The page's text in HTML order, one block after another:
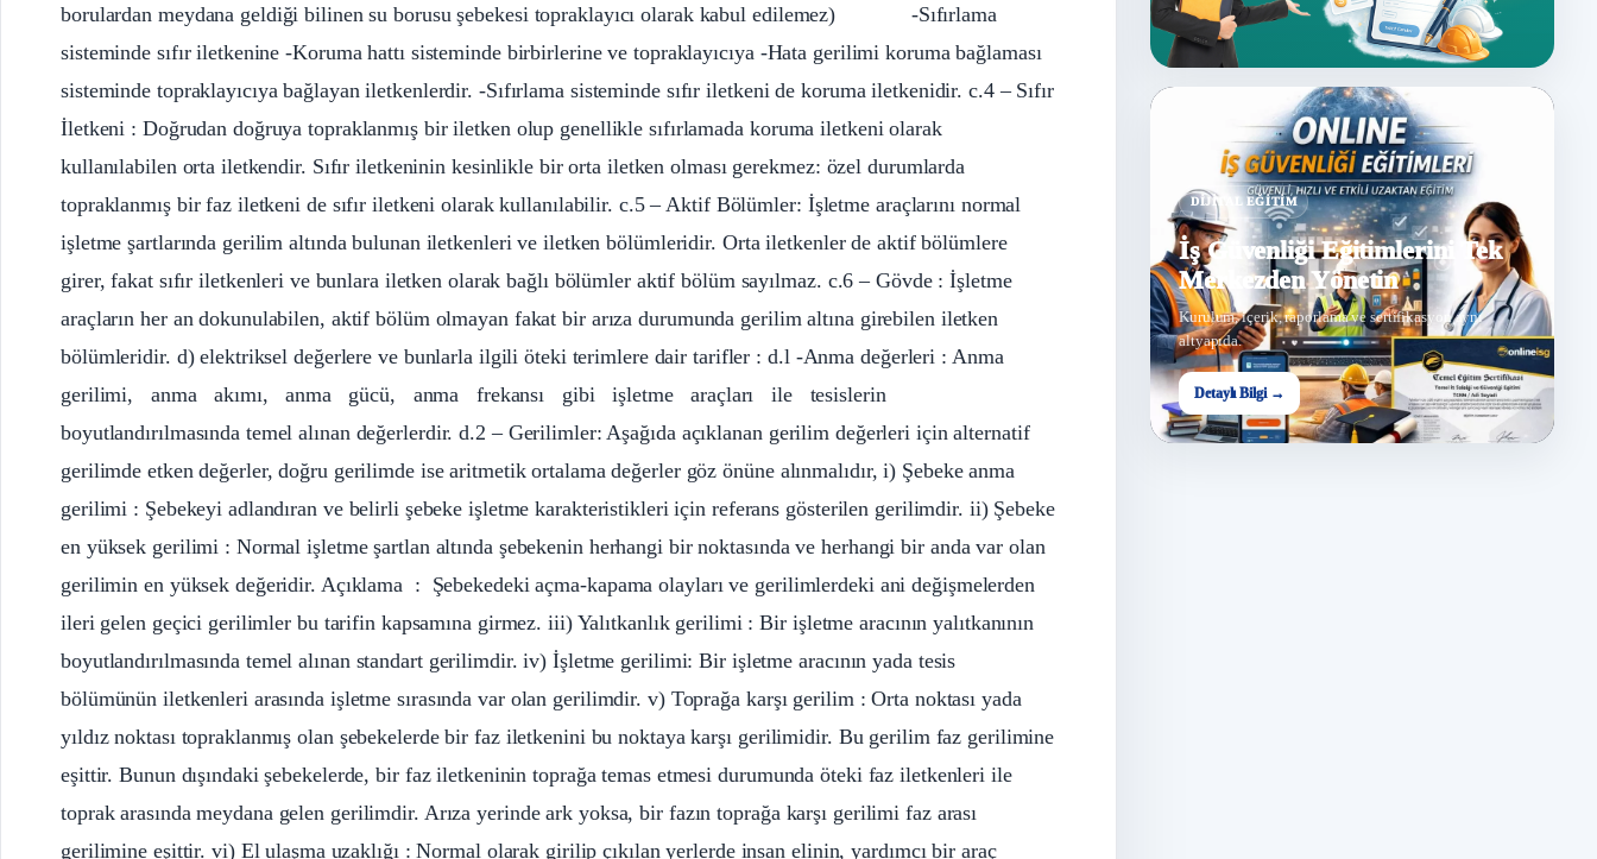
borulardan meydana geldiği bilinen su borusu şebekesi topraklayıcı olarak kabul edilemez) -Sıfırlama
sisteminde sıfır iletkenine -Koruma hattı sisteminde birbirlerine ve topraklayıcıya -Hata gerilimi koruma bağlaması
sisteminde topraklayıcıya bağlayan iletkenlerdir. -Sıfırlama sisteminde sıfır iletkeni de koruma iletkenidir. c.4 – Sıfır
İletkeni : Doğrudan doğruya topraklanmış bir iletken olup genellikle sıfırlamada koruma iletkeni olarak
kullanılabilen orta iletkendir. Sıfır iletkeninin kesinlikle bir orta iletken olması gerekmez: özel durumlarda
topraklanmış bir faz iletkeni de sıfır iletkeni olarak kullanılabilir. c.5 – Aktif Bölümler: İşletme araçlarını normal
işletme şartlarında gerilim altında bulunan iletkenleri ve iletken bölümleridir. Orta iletkenler de aktif bölümlere
girer, fakat sıfır iletkenleri ve bunlara iletken olarak bağlı bölümler aktif bölüm sayılmaz. c.6 – Gövde : İşletme
araçların her an dokunulabilen, aktif bölüm olmayan fakat bir arıza durumunda gerilim altına girebilen iletken
bölümleridir. d) elektriksel değerlere ve bunlarla ilgili öteki terimlere dair tarifler : d.l -Anma değerleri : Anma
gerilimi, anma akımı, anma gücü, anma frekansı gibi işletme araçları ile tesislerin
boyutlandırılmasında temel alınan değerlerdir. d.2 – Gerilimler: Aşağıda açıklanan gerilim değerleri için alternatif
gerilimde etken değerler, doğru gerilimde ise aritmetik ortalama değerler göz önüne alınmalıdır, i) Şebeke anma
gerilimi : Şebekeyi adlandıran ve belirli şebeke işletme karakteristikleri için referans gösterilen gerilimdir. ii) Şebeke
en yüksek gerilimi : Normal işletme şartlan altında şebekenin herhangi bir noktasında ve herhangi bir anda var olan
gerilimin en yüksek değeridir. Açıklama : Şebekedeki açma-kapama olayları ve gerilimlerdeki ani değişmelerden
ileri gelen geçici gerilimler bu tarifin kapsamına girmez. iii) Yalıtkanlık gerilimi : Bir işletme aracının yalıtkanının
boyutlandırılmasında temel alınan standart gerilimdir. iv) İşletme gerilimi: Bir işletme aracının yada tesis
bölümünün iletkenleri arasında işletme sırasında var olan gerilimdir. v) Toprağa karşı gerilim : Orta noktası yada
yıldız noktası topraklanmış olan şebekelerde bir faz iletkenini bu noktaya karşı gerilimidir. Bu gerilim faz gerilimine
eşittir. Bunun dışındaki şebekelerde, bir faz iletkeninin toprağa temas etmesi durumunda öteki faz iletkenleri ile
toprak arasında meydana gelen gerilimdir. Arıza yerinde ark yoksa, bir fazın toprağa karşı gerilimi faz arası
gerilimine eşittir. vi) El ulaşma uzaklığı : Normal olarak girilip çıkılan yerlerde insan elinin, yardımcı bir araç
DIJITAL EĞITIM
İş Güvenliği Eğitimlerini Tek
Merkezden Yönetin
Kurulum, içerik, raporlama ve sertifikasyon aynı
altyapıda.
Detaylı Bilgi →